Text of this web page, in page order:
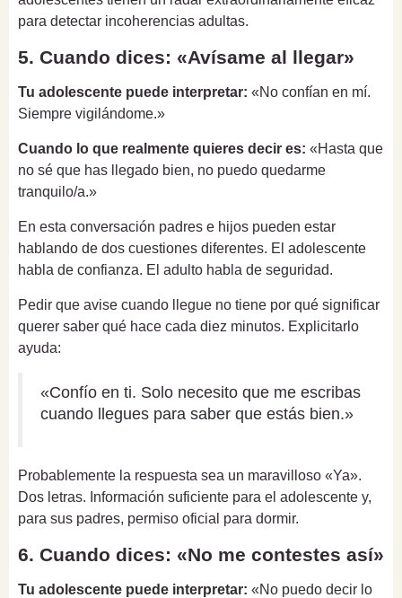
para detectar incoherencias adultas.
5. Cuando dices: «Avísame al llegar»
Tu adolescente puede interpretar: «No confían en mí.
Siempre vigilándome.»
Cuando lo que realmente quieres decir es: «Hasta que
no sé que has llegado bien, no puedo quedarme
tranquilo/a.»
En esta conversación padres e hijos pueden estar
hablando de dos cuestiones diferentes. El adolescente
habla de confianza. El adulto habla de seguridad.
Pedir que avise cuando llegue no tiene por qué significar
querer saber qué hace cada diez minutos. Explicitarlo
ayuda:
«Confío en ti. Solo necesito que me escribas
cuando llegues para saber que estás bien.»
Probablemente la respuesta sea un maravilloso «Ya».
Dos letras. Información suficiente para el adolescente y,
para sus padres, permiso oficial para dormir.
6. Cuando dices: «No me contestes así»
Tu adolescente puede interpretar: «No puedo decir lo